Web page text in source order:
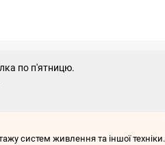
по п'ятницю.
систем живлення та іншої техніки.